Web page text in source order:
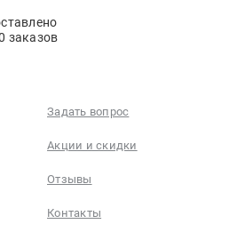
заказов
Задать вопрос
Акции и скидки
Отзывы
Контакты